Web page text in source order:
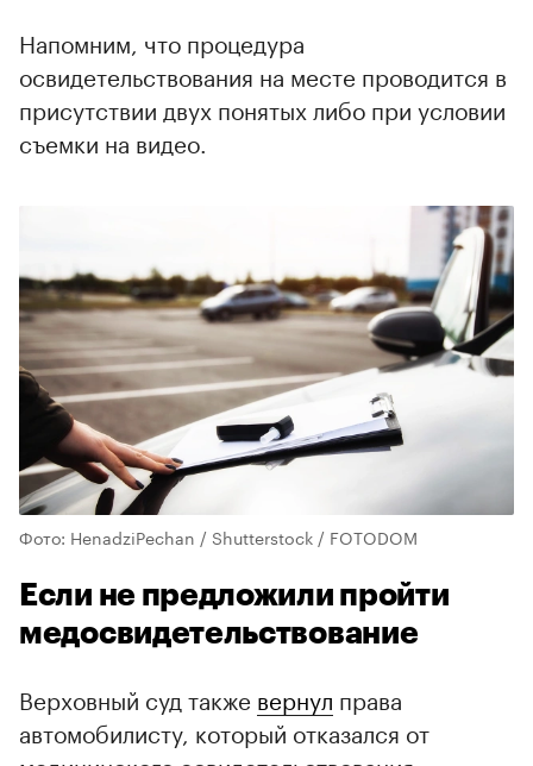
Напомним, что процедура
освидетельствования на месте проводится в
присутствии двух понятых либо при условии
съемки на видео.
Фото: HenadziPechan / Shutterstock / FOTODOM
Если не предложили пройти
медосвидетельствование
Верховный суд также вернул права
автомобилисту, который отказался от